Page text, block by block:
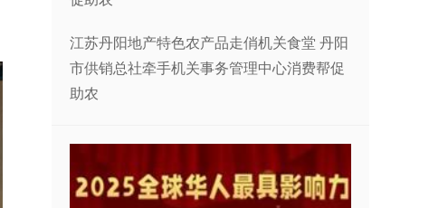
江苏丹阳地产特色农产品走俏机关食堂 丹阳
市供销总社牵手机关事务管理中心消费帮促
助农